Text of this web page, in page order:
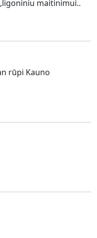
maitinimui..
rūpi Kauno